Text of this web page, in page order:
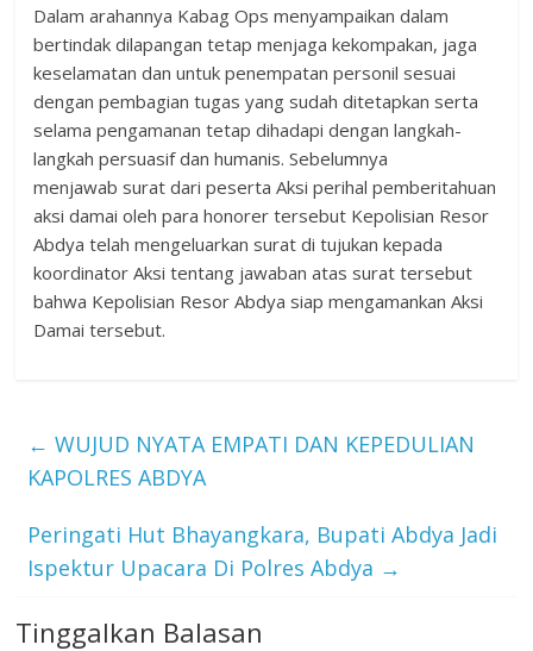
Dalam arahannya Kabag Ops menyampaikan dalam
bertindak dilapangan tetap menjaga kekompakan, jaga
keselamatan dan untuk penempatan personil sesuai
dengan pembagian tugas yang sudah ditetapkan serta
selama pengamanan tetap dihadapi dengan langkah-
langkah persuasif dan humanis. Sebelumnya
menjawab surat dari peserta Aksi perihal pemberitahuan
aksi damai oleh para honorer tersebut Kepolisian Resor
Abdya telah mengeluarkan surat di tujukan kepada
koordinator Aksi tentang jawaban atas surat tersebut
bahwa Kepolisian Resor Abdya siap mengamankan Aksi
Damai tersebut.
← WUJUD NYATA EMPATI DAN KEPEDULIAN
KAPOLRES ABDYA
Peringati Hut Bhayangkara, Bupati Abdya Jadi
Ispektur Upacara Di Polres Abdya →
Tinggalkan Balasan